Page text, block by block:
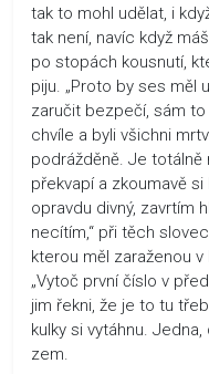
tak to mohl udělat, i
tak není, navíc když
po stopách kousnutí,
piju. „Proto by ses měl
zaručit bezpečí, sám to
chvíle a byli všichni
podrážděně. Je totálně
překvapí a zkoumavě
opravdu divný, zavrtím
necítím,“ při těch
kterou měl zaraženou
„Vytoč první číslo v
jim řekni, že je to tu
kulky si vytáhnu.
zem.